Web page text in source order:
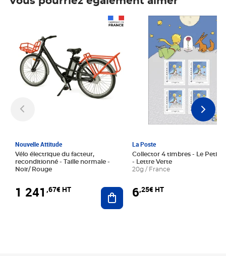
Nouvelle Attitude
Vélo électrique du facteur,
reconditionné - Taille normale -
Noir/ Rouge
1 241 ,67€ HT Ajouter au panier
La Poste
Collector 4 timbres - Le Petit
- Lettre Verte
20g / France
6,25€ HT
Prix 6,25€ HT